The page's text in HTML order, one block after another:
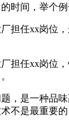
时间，举个例
担任xx岗位
担任xx岗位
，是一种品
不是最重要